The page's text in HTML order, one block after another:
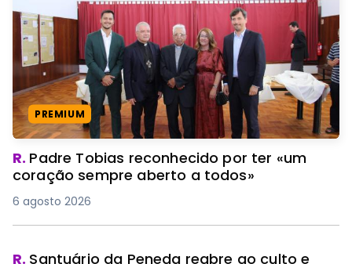
PREMIUM
R. Padre Tobias reconhecido por ter «um
coração sempre aberto a todos»
6 agosto 2026
R. Santuário da Peneda reabre ao culto e